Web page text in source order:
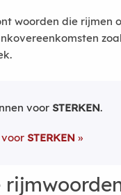
woorden die rijmen
voor STERKEN.
STERKEN